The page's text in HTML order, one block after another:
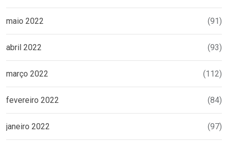
maio 2022 (91)
abril 2022 (93)
março 2022 (112)
fevereiro 2022 (84)
janeiro 2022 (97)